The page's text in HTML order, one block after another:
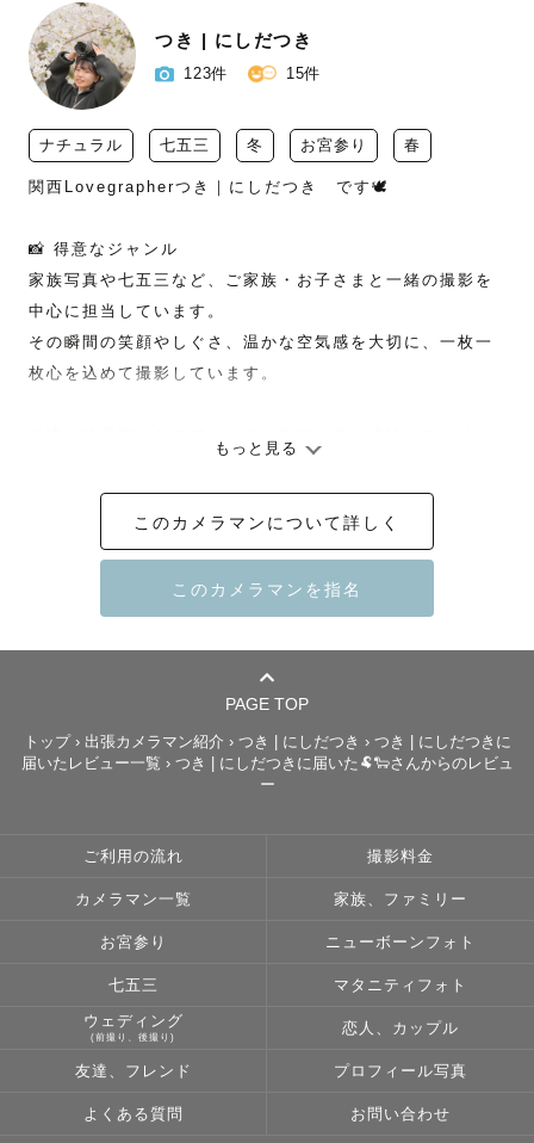
つき | にしだつき
123件 15件
ナチュラル 七五三 冬 お宮参り 春
関西Lovegrapherつき｜にしだつき　です🕊
📸 得意なジャンル
家族写真や七五三など、ご家族・お子さまと一緒の撮影を
中心に担当しています。
その瞬間の笑顔やしぐさ、温かな空気感を大切に、一枚一
枚心を込めて撮影しています。
「光の使い方」を意識した撮影を心がけています。
人と話すことが大好きで、お子さまや人見知りの方ともす
ぐに打ち解けられます。
撮影を「楽しかったね」と感じてもらえるよう、リラック
スできる雰囲気づくりを大切にしています。
💌 写真に込める想い
日常の中にある“ささやかな幸せ”を形にして、
見返したときにその日の空気やぬくもりまで思い出せるよ
👨‍👨‍👦 ゲストの皆さまへ
一緒に過ごす時間そのものが楽しい思い出になるよう努め
もっと見る
このカメラマンについて詳しく
PAGE TOP
トップ› 出張カメラマン紹介 › つき | にしだつき › つき | にしだつきに
届いたレビュー一覧 › つき | にしだつきに届いた🐏🐑さんからのレビュ
ー
ご利用の流れ 撮影料金
カメラマン一覧 家族、ファミリー
お宮参り ニューボーンフォト
七五三 マタニティフォト
ウェディング
(前撮り、後撮り)
恋人、カップル
友達、フレンド プロフィール写真
よくある質問 お問い合わせ